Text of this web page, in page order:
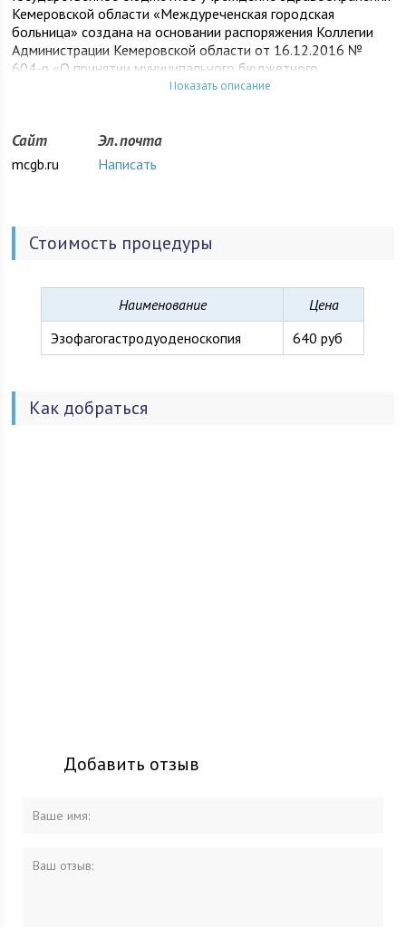
Кемеровской области «Междуреченская городская
больница» создана на основании распоряжения Коллегии
Администрации Кемеровской области от 16.12.2016 №
604-р «О принятии муниципального бюджетного
учреждения здравоохранения «Центральная городская
Показать описание
Сайт
mcgb.ru
Эл. почта
Написать
Стоимость процедуры
Наименование
Цена
Эзофагогастродуоденоскопия
640 руб
Как добраться
Добавить отзыв